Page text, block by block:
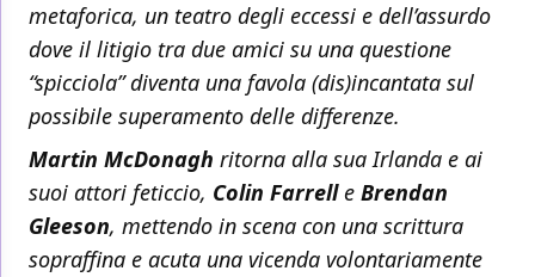
metaforica, un teatro degli eccessi e dell’assurdo
dove il litigio tra due amici su una questione
“spicciola” diventa una favola (dis)incantata sul
possibile superamento delle differenze.
Martin McDonagh ritorna alla sua Irlanda e ai
suoi attori feticcio, Colin Farrelle Brendan
Gleeson, mettendo in scena con una scrittura
sopraffina e acuta una vicenda volontariamente